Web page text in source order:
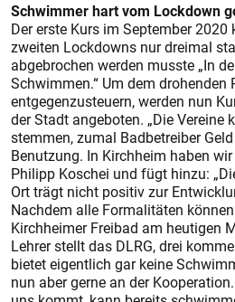
Schwimmer hart vom Lockdown
Der erste Kurs im September 2020
zweiten Lockdowns nur dreimal
abgebrochen werden musste „In
Schwimmen.“ Um dem drohenden
entgegenzusteuern, werden nun
der Stadt angeboten. „Die Vereine
stemmen, zumal Badbetreiber
Benutzung. In Kirchheim haben
Philipp Koschei und fügt hinzu:
Ort trägt nicht positiv zur
Nachdem alle Formalitäten
Kirchheimer Freibad am heutigen
Lehrer stellt das DLRG, drei
bietet eigentlich gar keine
nun aber gerne an der